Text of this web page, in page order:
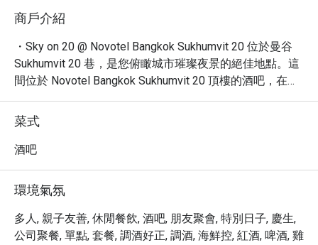
商戶介紹
・Sky on 20 @ Novotel Bangkok Sukhumvit 20 位於曼谷
Sukhumvit 20 巷，是您俯瞰城市璀璨夜景的絕佳地點。這
間位於 Novotel Bangkok Sukhumvit 20 頂樓的酒吧，在這
裡，您可以品嚐到多樣化的吧台餐點、精選烈酒、啤酒、
葡萄酒及特色雞尾酒，是您放鬆小酌或與朋友聚會的完美
場所。
・Sky on 20 營造出休閒、浪漫且時髦的氛圍，讓您在舒
浪漫夜晚，或是與三五好友一同歡慶，這裡都是您的理想
選擇。
・立即透過 Eatigo 預訂 Sky on 20 @ Novotel Bangkok
Sukhumvit 20，享受獨家優惠，最高可享 5 折折扣！
菜式
酒吧
環境氣氛
多人, 親子友善, 休閒餐飲, 酒吧, 朋友聚會, 特別日子, 慶生,
公司聚餐, 單點, 套餐, 調酒好正, 調酒, 海鮮控, 紅酒, 啤酒, 雞